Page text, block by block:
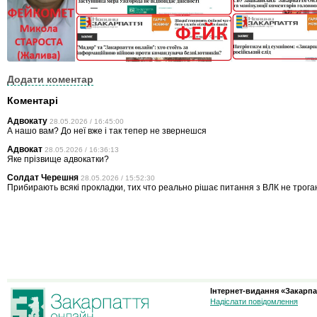
Додати коментар
Коментарі
Адвокату 28.05.2026 / 16:45:00
А нашо вам? До неї вже і так тепер не звернешся
Адвокат 28.05.2026 / 16:36:13
Яке прізвище адвокатки?
Солдат Черешня 28.05.2026 / 15:52:30
Прибирають всякі прокладки, тих что реально рішає питання з ВЛК не
Інтернет-видання
Надіслати повідомлення